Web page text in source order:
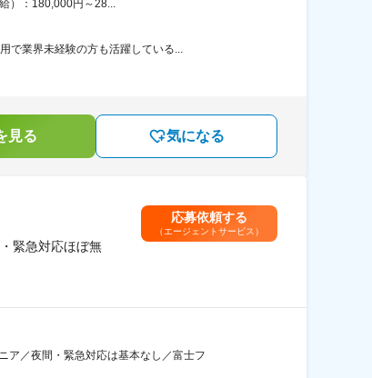
）：180,000円～28...
で業界未経験の方も活躍している...
見る 気になる
緊急対応ほぼ無
応募依頼する
（エージェントサービス）
ア／夜間・緊急対応は基本なし／富士フ